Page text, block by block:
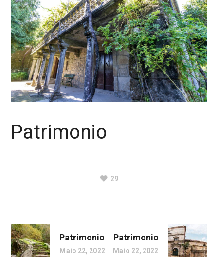
Patrimonio
29
Patrimonio
Maio 22, 2022
Patrimonio
Maio 22, 2022